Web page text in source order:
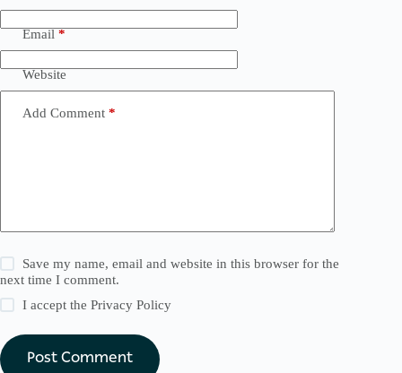
Email *
Website
Add Comment *
Save my name, email and website in this browser for the
next time I comment.
I accept thePrivacy Policy
Post Comment